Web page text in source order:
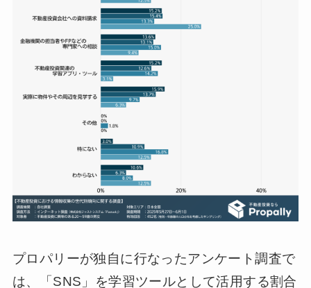
プロパリーが独自に行なったアンケート調査で
は、「SNS」を学習ツールとして活用する割合